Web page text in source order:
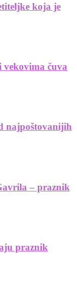
koja je
čuva
najpoštovanijih
– praznik
praznik